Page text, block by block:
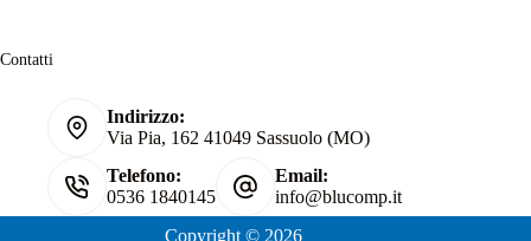
Contatti
Indirizzo:
Via Pia, 162 41049 Sassuolo (MO)
Telefono:
0536 1840145
Email:
info@blucomp.it
Copyright © 2026